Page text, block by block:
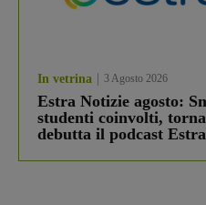
In vetrina 3 Agosto 2026
Estra Notizie agosto:
studenti coinvolti,
debutta il podcast